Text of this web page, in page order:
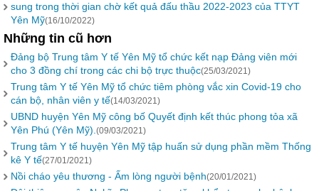
sung trong thời gian chờ kết quả đấu thầu 2022-2023 của TTYT
Yên Mỹ(16/10/2022)
Những tin cũ hơn
Đảng bộ Trung tâm Y tế Yên Mỹ tổ chức kết nạp Đảng viên mới
cho 3 đồng chí trong các chi bộ trực thuộc(25/03/2021)
Trung tâm Y tế Yên Mỹ tổ chức tiêm phòng vắc xin Covid-19 cho
cán bộ, nhân viên y tế(14/03/2021)
UBND huyện Yên Mỹ công bố Quyết định kết thúc phong tỏa xã
Yên Phú (Yên Mỹ). (09/03/2021)
Trung tâm Y tế huyện Yên Mỹ tập huấn sử dụng phần mềm Thống
kê Y tế(27/01/2021)
Nồi cháo yêu thương - Ấm lòng người bệnh(20/01/2021)